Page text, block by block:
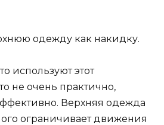
одежду как накидку.
используют этот
не очень практично,
Верхняя одежда
ограничивает движения